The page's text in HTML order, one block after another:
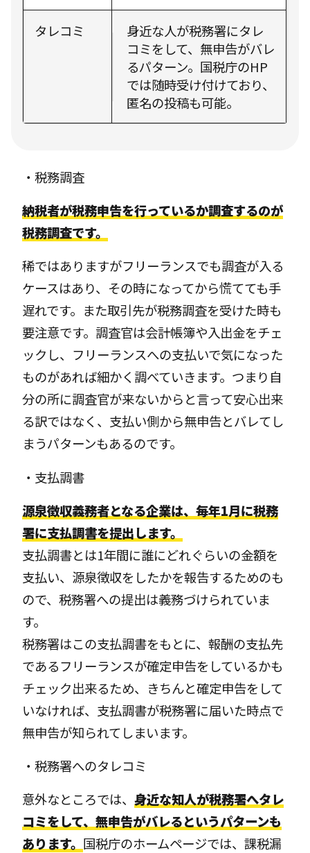
タレコミ
身近な人が税務署にタレ
コミをして、無申告がバレ
るパターン。国税庁のHP
では随時受け付けており、
匿名の投稿も可能。
・税務調査
納税者が税務申告を行っているか調査するのが
税務調査です。
稀ではありますがフリーランスでも調査が入る
ケースはあり、その時になってから慌てても手
遅れです。また取引先が税務調査を受けた時も
要注意です。調査官は会計帳簿や入出金をチェ
ックし、フリーランスへの支払いで気になった
ものがあれば細かく調べていきます。つまり自
分の所に調査官が来ないからと言って安心出来
る訳ではなく、支払い側から無申告とバレてし
まうパターンもあるのです。
・支払調書
源泉徴収義務者となる企業は、毎年1月に税務
署に支払調書を提出します。
支払調書とは1年間に誰にどれぐらいの金額を
支払い、源泉徴収をしたかを報告するためのも
ので、税務署への提出は義務づけられていま
す。
税務署はこの支払調書をもとに、報酬の支払先
であるフリーランスが確定申告をしているかも
チェック出来るため、きちんと確定申告をして
いなければ、支払調書が税務署に届いた時点で
無申告が知られてしまいます。
・税務署へのタレコミ
意外なところでは、身近な知人が税務署へタレ
コミをして、無申告がバレるというパターンも
あります。 国税庁のホームページでは、課税漏